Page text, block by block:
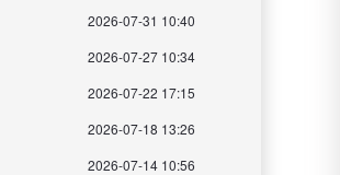
2026-07-31 10:40
2026-07-27 10:34
2026-07-22 17:15
2026-07-18 13:26
2026-07-14 10:56